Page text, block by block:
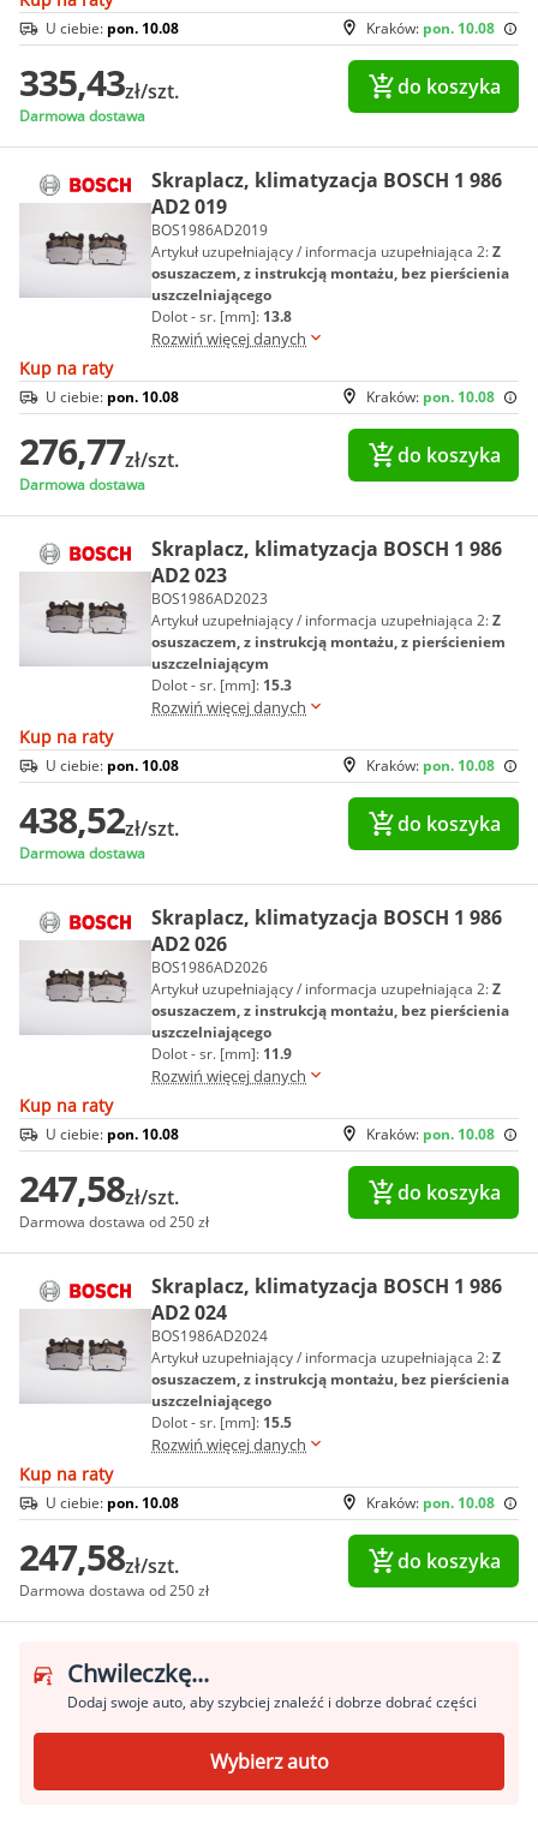
Kraków: pon. 10.08
U ciebie: pon. 10.08
335,43zł/szt.
Darmowa dostawa
do koszyka
Skraplacz, klimatyzacja BOSCH 1 986
AD2 019
BOS1986AD2019
Artykuł uzupełniający / informacja uzupełniająca 2:Z
osuszaczem, z instrukcją montażu, bez pierścienia
uszczelniającego
Dolot - sr. [mm]: 13.8
Rozwiń więcej danych
Kup na raty
Kraków: pon. 10.08
U ciebie: pon. 10.08
276,77zł/szt.
Darmowa dostawa
do koszyka
Skraplacz, klimatyzacja BOSCH 1 986
AD2 023
BOS1986AD2023
Artykuł uzupełniający / informacja uzupełniająca 2:Z
osuszaczem, z instrukcją montażu, z pierścieniem
uszczelniającym
Dolot - sr. [mm]: 15.3
Rozwiń więcej danych
Kup na raty
Kraków: pon. 10.08
U ciebie: pon. 10.08
438,52zł/szt.
Darmowa dostawa
do koszyka
Skraplacz, klimatyzacja BOSCH 1 986
AD2 026
BOS1986AD2026
Artykuł uzupełniający / informacja uzupełniająca 2:Z
osuszaczem, z instrukcją montażu, bez pierścienia
uszczelniającego
Dolot - sr. [mm]: 11.9
Rozwiń więcej danych
Kup na raty
Kraków: pon. 10.08
U ciebie: pon. 10.08
247,58zł/szt.
Darmowa dostawa od 250 zł
do koszyka
Skraplacz, klimatyzacja BOSCH 1 986
AD2 024
BOS1986AD2024
Artykuł uzupełniający / informacja uzupełniająca 2:Z
osuszaczem, z instrukcją montażu, bez pierścienia
uszczelniającego
Dolot - sr. [mm]: 15.5
Rozwiń więcej danych
Kup na raty
Kraków: pon. 10.08
U ciebie: pon. 10.08
247,58zł/szt.
Darmowa dostawa od 250 zł
do koszyka
Chwileczkę...
Dodaj swoje auto, aby szybciej znaleźć i dobrze dobrać części
Wybierz auto